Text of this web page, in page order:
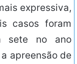
expressiva,
casos foram
sete no ano
apreensão de